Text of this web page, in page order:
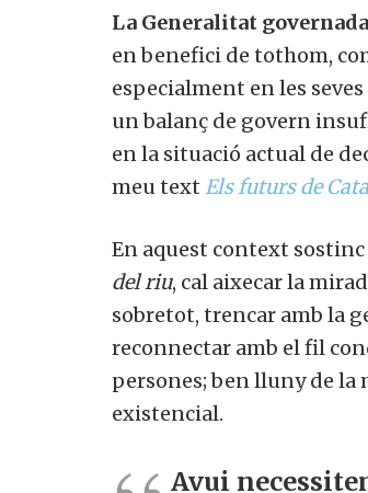
La Generalitat
en benefici de tothom,
especialment en les
un balanç de govern
en la situació actual de
meu text Els futurs de
En aquest context
del riu, cal aixecar la
sobretot, trencar amb la
reconnectar amb el fil
persones; ben lluny de la
existencial.
Avui